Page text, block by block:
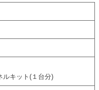
ルキット(１台分)